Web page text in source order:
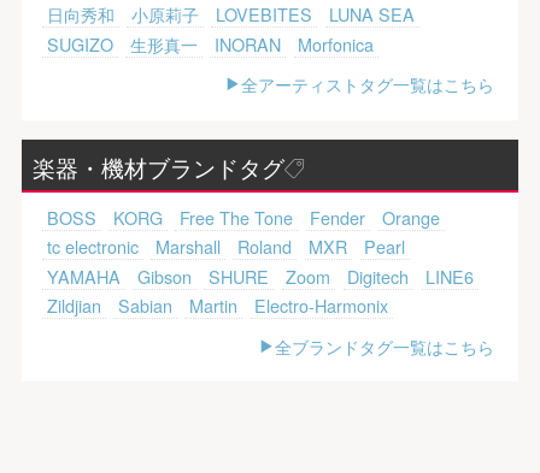
日向秀和
小原莉子 LOVEBITES
LUNA SEA
SUGIZO
生形真一 INORAN
Morfonica
全アーティストタグ一覧はこちら
楽器・機材ブランドタグ
BOSS KORG Free The Tone Fender
Orange
tc electronic
Marshall Roland MXR
Pearl
YAMAHA
Gibson SHURE Zoom Digitech
LINE6
Zildjian
Sabian Martin
Electro-Harmonix
全ブランドタグ一覧はこちら